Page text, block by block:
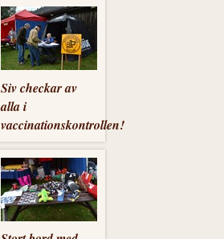
Siv checkar av
alla i
vaccinationskontrollen!